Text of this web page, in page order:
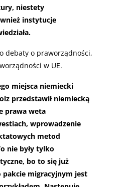
niestety
instytucje
debaty o praworządności,
w UE.
miejsca niemiecki
przedstawił niemiecką
prawa weta
wprowadzenie
metod
nie były tylko
bo to się już
pakcie migracyjnym jest